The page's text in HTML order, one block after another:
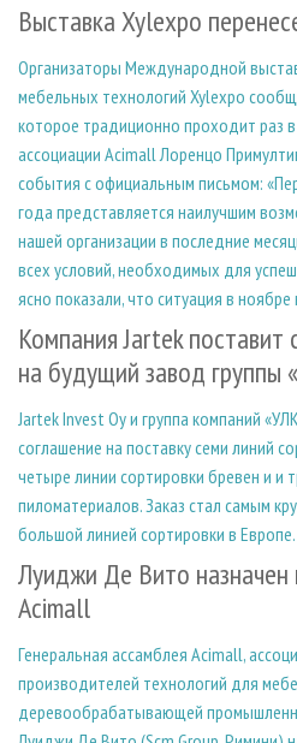
ПРОИЗВОДСТВО ДРЕВЕСНЫХ
ДЕРЕВЯННОЕ ДОМОСТРОЕНИЕ
ПРОИЗВОДСТВО МЕБЕЛИ
БИОЭНЕРГЕТИКА
ЦБП
ИНСТРУМЕНТ И МАТЕРИАЛЫ
МОБИЛЬНЫЕ ВЫСТАВКИ
ОФИЦИАЛЬНЫЕ ДЕЛЕГАЦИИ
ПРИОРИТЕТНЫЕ
RUSSIAN FORESTRY REVIEW
ГАЗЕТА ЛЕСПРОМФОРУМ
БИБЛИОТЕКА СПЕЦИАЛИСТА
РЕКЛАМА НА САЙТЕ
Выставка Xylexpo
Организаторы Международной
мебельных технологий Xylexpo
которое традиционно проходит раз
ассоциации Acimall Лоренцо
события с официальным письмом:
года представляется наилучшим
нашей организации в последние
всех условий, необходимых для
ясно показали, что ситуация в
Компания Jartek поставит
на будущий завод группы
Jartek Invest Oy и группа компаний
соглашение на поставку семи линий
четыре линии сортировки бревен и и
пиломатериалов. Заказ стал самым
большой линией сортировки в Европе.
Луиджи Де Вито
Acimall
Генеральная ассамблея Acimall,
производителей технологий для
деревообрабатывающей